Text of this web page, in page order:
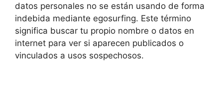
datos personales no se están usando de forma
indebida mediante egosurfing. Este término
significa buscar tu propio nombre o datos en
internet para ver si aparecen publicados o
vinculados a usos sospechosos.